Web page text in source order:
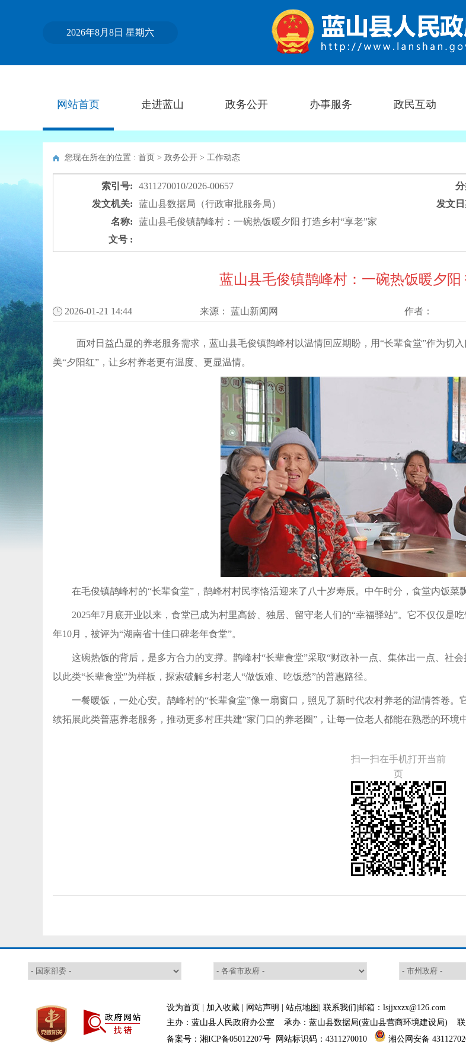
2026年8月8日 星期六
网站首页 走进蓝山 政务公开 办事服务 政民互动
您现在所在的位置 : 首页 > 政务公开 > 工作动态
索引号: 4311270010/2026-00657
发文机关:
蓝山县数据局（行政审批服务局） 发文
名称:
蓝山县毛俊镇鹊峰村：一碗热饭暖夕阳 打造乡村“享老”家
文号 :
蓝山县毛俊镇鹊峰村：一碗热饭暖夕阳
2026-01-21 14:44 来源： 蓝山新闻网 作者：
面对日益凸显的养老服务需求，蓝山县毛俊镇鹊峰村以温情回应期盼，用“长辈食堂”作为切
美“夕阳红”，让乡村养老更有温度、更显温情。
在毛俊镇鹊峰村的“长辈食堂”，鹊峰村村民李恪活迎来了八十岁寿辰。中午时分，食堂内饭菜
2025年7月底开业以来，食堂已成为村里高龄、独居、留守老人们的“幸福驿站”。它不仅仅是
年10月，被评为“湖南省十佳口碑老年食堂”。
这碗热饭的背后，是多方合力的支撑。鹊峰村“长辈食堂”采取“财政补一点、集体出一点、社
以此类“长辈食堂”为样板，探索破解乡村老人“做饭难、吃饭愁”的普惠路径。
一餐暖饭，一处心安。鹊峰村的“长辈食堂”像一扇窗口，照见了新时代农村养老的温情答卷
续拓展此类普惠养老服务，推动更多村庄共建“家门口的养老圈”，让每一位老人都能在熟悉的环境
扫一扫在手机打开当前
页
设为首页 加入收藏 网站声明 站点地图 联系我们 |邮箱：lsjjxxzx@126.com
主办：蓝山县人民政府办公室 承办：蓝山县数据局(蓝山县营商环境建设局) 联
备案号：湘ICP备05012207号 网站标识码：4311270010
湘公网安备